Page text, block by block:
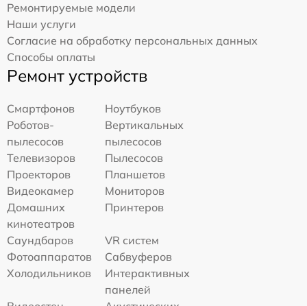
Ремонтируемые модели
Наши услуги
Согласие на обработку персональных данных
Способы оплаты
Ремонт устройств
Смартфонов
Ноутбуков
Роботов-
пылесосов
Вертикальных
пылесосов
Телевизоров
Пылесосов
Проекторов
Планшетов
Видеокамер
Мониторов
Домашних
кинотеатров
Принтеров
Саундбаров
VR систем
Фотоаппаратов
Сабвуферов
Холодильников
Интерактивных
панелей